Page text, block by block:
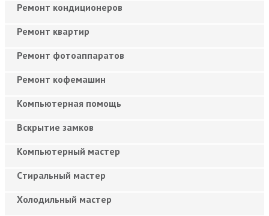
Ремонт кондиционеров
Ремонт квартир
Ремонт фотоаппаратов
Ремонт кофемашин
Компьютерная помощь
Вскрытие замков
Компьютерный мастер
Cтиральный мастер
Холодильный мастер